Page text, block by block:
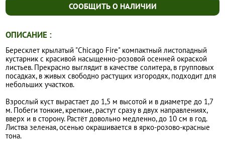
СООБЩИТЬ О НАЛИЧИИ
ОПИСАНИЕ :
Бересклет крылатый "Chicago Fire" компактный листопадный
кустарник с красивой насыщенно-розовой осенней окраской
листьев. Прекрасно выглядит в качестве солитера, в групповых
посадках, в живых свободно растущих изгородях, подходит для
небольших участков.
Взрослый куст вырастает до 1,5 м высотой и в диаметре до 1,7
м. Побеги тонкие, крепкие, растут сразу в двух направлениях,
вверх и в сторону. Растёт довольно медленно, до 10 см в год.
Листва зеленая, осенью окрашивается в ярко-розово-красные
тона.